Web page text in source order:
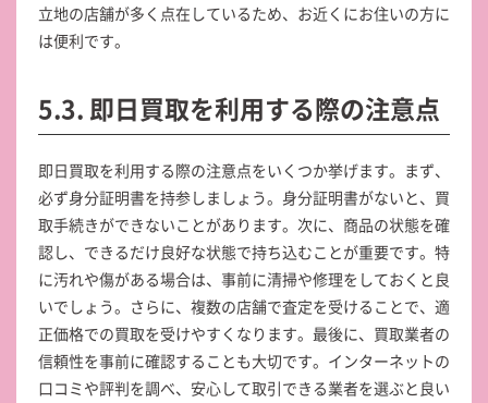
立地の店舗が多く点在しているため、お近くにお住いの方に
は便利です。
5.3. 即日買取を利用する際の注意点
即日買取を利用する際の注意点をいくつか挙げます。まず、
必ず身分証明書を持参しましょう。身分証明書がないと、買
取手続きができないことがあります。次に、商品の状態を確
認し、できるだけ良好な状態で持ち込むことが重要です。特
に汚れや傷がある場合は、事前に清掃や修理をしておくと良
いでしょう。さらに、複数の店舗で査定を受けることで、適
正価格での買取を受けやすくなります。最後に、買取業者の
信頼性を事前に確認することも大切です。インターネットの
口コミや評判を調べ、安心して取引できる業者を選ぶと良い